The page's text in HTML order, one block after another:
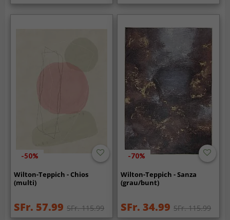
-50%
Wilton-Teppich - Chios
(multi)
SFr. 57.99 SFr. 115.99
-70%
Wilton-Teppich - Sanza
(grau/bunt)
SFr. 34.99 SFr. 115.99